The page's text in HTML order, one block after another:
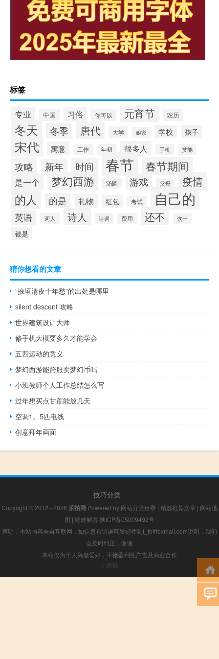
标签
专业 中国 习俗 你可以 元宵节 农历
冬天 冬季 唐代 大学 娘家 学校 孩子
宋代 寓意 工作 年初 很多人 手机 技能
攻略 新年 时间 春节 春节期间
是一个 梦幻西游 汤圆 游戏 父母 疫情
的人 的是 礼物 红包 考试 自己的
英语 词人 诗人 诗词 费用 还不 这一
都是
猜你想看的文章
“掖垣清夜十年愁”的出处是哪里
silent descent 攻略
世界建筑设计大师
修手机大概要多久才能学会
五四运动的意义
梦幻西游能跨服卖梦幻币吗
小班教师个人工作总结怎么写
过年想买点甘蔗能放几天
空调1。5匹电线
创意拜年画面
技巧分类
Copyright © 2012 - 2026 乐拍网 Powered by 网站分类目录 | 精选推荐文章 | 网站地
图 | 疑难解答 陕ICP备05009492号
声明：本站内容来自互联网，如信息有错误可发邮件到f_fb#foxmail.com说明，我们
会及时纠正，谢谢
本站仅为个人兴趣爱好，不接盈利性广告及商业合作
小男孩